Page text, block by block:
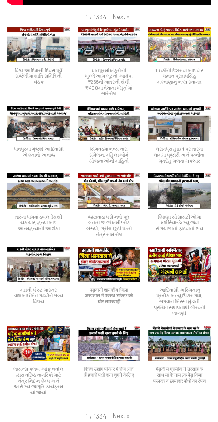
1 / 1334 Next »
વિશ્વ આદિવાસી દિવસ પૂર્વે
સંજેલીમાં શાંતિ સમિતિની
બેઠક
ધાનપુરમાં ખેડૂતોની
ખુલ્લેઆમ લૂંટનો આક્ષેપ!
₹266ની ખાતરની થેલી
₹400માં વેચાતાં ખેડૂતોમાં
ભારે રોષ
16 વર્ષની દેશસેવા બાદ વીર
જવાન પ્રતાપસિંહ
મકવાણાનું ભવ્ય સ્વાગત
ધાનપુરમાં ગૂંજશે આદિવાસી
એકતાનો અવાજ
સિંગવડમાં ભવ્ય નારી
સંમેલન, મહિલાઓને
યોજનાઓની માહિતી
ધ્રાંગધ્રા હાઈવે પર તારંગા
ધામમાં પૂજારી અને પત્નીના
મૃતદેહ મળતા ચકચાર
તારંગા ધામમાં ડબલ ડેથથી
ચકચાર, હત્યા બાદ
આત્મહત્યાની આશંકા
જાટાવાડા પાસે નવો પૂલ
બનતા જ જોખમી! રોડ
બેસ્યો, ગ્રીલ છૂટી પડતાં
તંત્ર સામે રોષ
કિડાણા સોસાયટીઓમાં
મેલેરિયા-ડેન્ગ્યુ જેવા
રોગચાળાનો ફાટવાનો ભય
માંડવી પોસ્ટ માસ્તર
વાલબાઈબેન ગઢવીને ભવ્ય
વિદાય
बड़वानी शासकीय जिला
अस्पताल में पदस्थ डॉक्टर की
घोर लापरवाही
આદિવાસી અસ્મિતાનું
પ્રતીક બન્યું ઊંડાર ગામ,
ભગવાન બિરસા મુંડાની
પ્રતિમા સ્થાપનાથી ગૌરવની
લાગણી
લાયન્સ ક્લબ ઓફ વાવોલ
દ્વારા વરિષ્ઠ નાગરિકો માટે
નેત્ર નિદાન કેમ્પ અને
આરોગ્ય જાગૃતિ કાર્યક્રમ
યોજાયો
किरण उद्योग परिसर में रोज आते
हैं हजारों पक्षी दाना चुगने के लिए
मेंड़की मे ग्रामीणों ने उत्साह के
साथ मां के नाम एक पेड़ किया
फलदार व छायादार पौधों का रोपण
1 / 1334 Next »